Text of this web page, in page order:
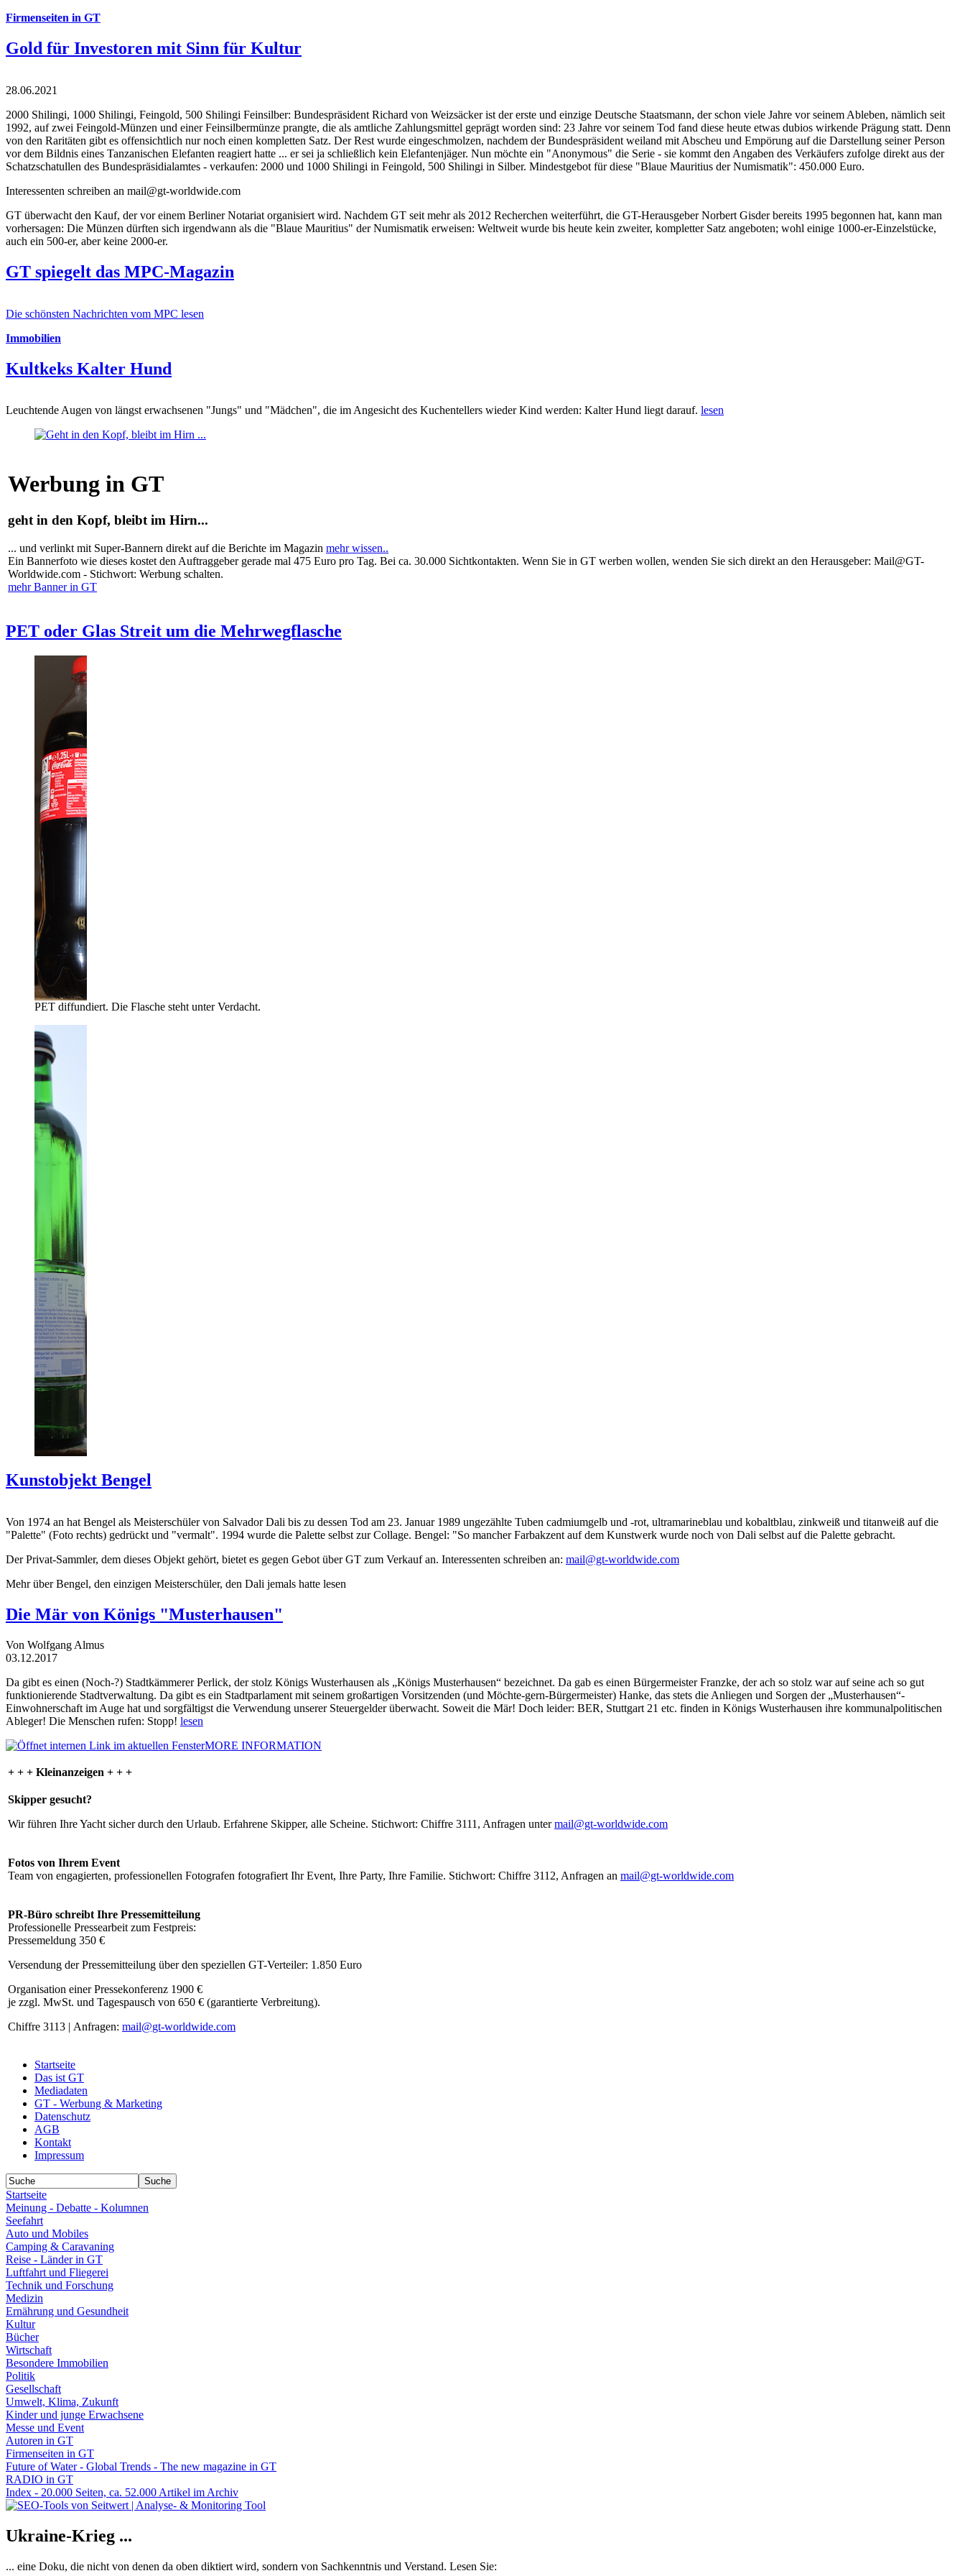
Firmenseiten in GT
Gold für Investoren mit Sinn für Kultur
28.06.2021
2000 Shilingi, 1000 Shilingi, Feingold, 500 Shilingi Feinsilber: Bundespräsident Richard von Weizsäcker ist der erste und einzige Deutsche Staatsmann, der schon viele Jahre vor seinem Ableben, nämlich seit
1992, auf zwei Feingold-Münzen und einer Feinsilbermünze prangte, die als amtliche Zahlungsmittel geprägt worden sind: 23 Jahre vor seinem Tod fand diese heute etwas dubios wirkende Prägung statt. Denn
von den Raritäten gibt es offensichtlich nur noch einen kompletten Satz. Der Rest wurde eingeschmolzen, nachdem der Bundespräsident weiland mit Abscheu und Empörung auf die Darstellung seiner Person
vor dem Bildnis eines Tanzanischen Elefanten reagiert hatte ... er sei ja schließlich kein Elefantenjäger. Nun möchte ein "Anonymous" die Serie - sie kommt den Angaben des Verkäufers zufolge direkt aus der
Schatzschatullen des Bundespräsidialamtes - verkaufen: 2000 und 1000 Shilingi in Feingold, 500 Shilingi in Silber. Mindestgebot für diese "Blaue Mauritius der Numismatik": 450.000 Euro.
Interessenten schreiben an mail@gt-worldwide.com
GT überwacht den Kauf, der vor einem Berliner Notariat organisiert wird. Nachdem GT seit mehr als 2012 Recherchen weiterführt, die GT-Herausgeber Norbert Gisder bereits 1995 begonnen hat, kann man
vorhersagen: Die Münzen dürften sich irgendwann als die "Blaue Mauritius" der Numismatik erweisen: Weltweit wurde bis heute kein zweiter, kompletter Satz angeboten; wohl einige 1000-er-Einzelstücke,
auch ein 500-er, aber keine 2000-er.
GT spiegelt das MPC-Magazin
Die schönsten Nachrichten vom MPC lesen
Immobilien
Kultkeks Kalter Hund
Leuchtende Augen von längst erwachsenen "Jungs" und "Mädchen", die im Angesicht des Kuchentellers wieder Kind werden: Kalter Hund liegt darauf. lesen
Werbung in GT
geht in den Kopf, bleibt im Hirn...
... und verlinkt mit Super-Bannern direkt auf die Berichte im Magazin mehr wissen..
Ein Bannerfoto wie dieses kostet den Auftraggeber gerade mal 475 Euro pro Tag. Bei ca. 30.000 Sichtkontakten. Wenn Sie in GT werben wollen, wenden Sie sich direkt an den Herausgeber: Mail@GT-
Worldwide.com - Stichwort: Werbung schalten.
mehr Banner in GT
PET oder Glas Streit um die Mehrwegflasche
PET diffundiert. Die Flasche steht unter Verdacht.
Kunstobjekt Bengel
Von 1974 an hat Bengel als Meisterschüler von Salvador Dali bis zu dessen Tod am 23. Januar 1989 ungezählte Tuben cadmiumgelb und -rot, ultramarineblau und kobaltblau, zinkweiß und titanweiß auf die
"Palette" (Foto rechts) gedrückt und "vermalt". 1994 wurde die Palette selbst zur Collage. Bengel: "So mancher Farbakzent auf dem Kunstwerk wurde noch von Dali selbst auf die Palette gebracht.
Der Privat-Sammler, dem dieses Objekt gehört, bietet es gegen Gebot über GT zum Verkauf an. Interessenten schreiben an: mail@gt-worldwide.com
Mehr über Bengel, den einzigen Meisterschüler, den Dali jemals hatte lesen
Die Mär von Königs "Musterhausen"
Von Wolfgang Almus
03.12.2017
Da gibt es einen (Noch-?) Stadtkämmerer Perlick, der stolz Königs Wusterhausen als „Königs Musterhausen“ bezeichnet. Da gab es einen Bürgermeister Franzke, der ach so stolz war auf seine ach so gut
funktionierende Stadtverwaltung. Da gibt es ein Stadtparlament mit seinem großartigen Vorsitzenden (und Möchte-gern-Bürgermeister) Hanke, das stets die Anliegen und Sorgen der „Musterhausen“-
Einwohnerschaft im Auge hat und sorgfältigst die Verwendung unserer Steuergelder überwacht. Soweit die Mär! Doch leider: BER, Stuttgart 21 etc. finden in Königs Wusterhausen ihre kommunalpolitischen
Ableger! Die Menschen rufen: Stopp! lesen
MORE INFORMATION
+ + + Kleinanzeigen + + +
Skipper gesucht?
Wir führen Ihre Yacht sicher durch den Urlaub. Erfahrene Skipper, alle Scheine. Stichwort: Chiffre 3111, Anfragen untermail@gt-worldwide.com
Fotos von Ihrem Event
Team von engagierten, professionellen Fotografen fotografiert Ihr Event, Ihre Party, Ihre Familie. Stichwort: Chiffre 3112, Anfragen an mail@gt-worldwide.com
PR-Büro schreibt Ihre Pressemitteilung
Professionelle Pressearbeit zum Festpreis:
Pressemeldung 350 €
Versendung der Pressemitteilung über den speziellen GT-Verteiler: 1.850 Euro
Organisation einer Pressekonferenz 1900 €
je zzgl. MwSt. und Tagespausch von 650 € (garantierte Verbreitung).
Chiffre 3113 | Anfragen: mail@gt-worldwide.com
Startseite
Das ist GT
Mediadaten
GT - Werbung & Marketing
Datenschutz
AGB
Kontakt
Impressum
Startseite
Meinung - Debatte - Kolumnen
Seefahrt
Auto und Mobiles
Camping & Caravaning
Reise - Länder in GT
Luftfahrt und Fliegerei
Technik und Forschung
Medizin
Ernährung und Gesundheit
Kultur
Bücher
Wirtschaft
Besondere Immobilien
Politik
Gesellschaft
Umwelt, Klima, Zukunft
Kinder und junge Erwachsene
Messe und Event
Autoren in GT
Firmenseiten in GT
Future of Water - Global Trends - The new magazine in GT
RADIO in GT
Index - 20.000 Seiten, ca. 52.000 Artikel im Archiv
Ukraine-Krieg ...
... eine Doku, die nicht von denen da oben diktiert wird, sondern von Sachkenntnis und Verstand. Lesen Sie: